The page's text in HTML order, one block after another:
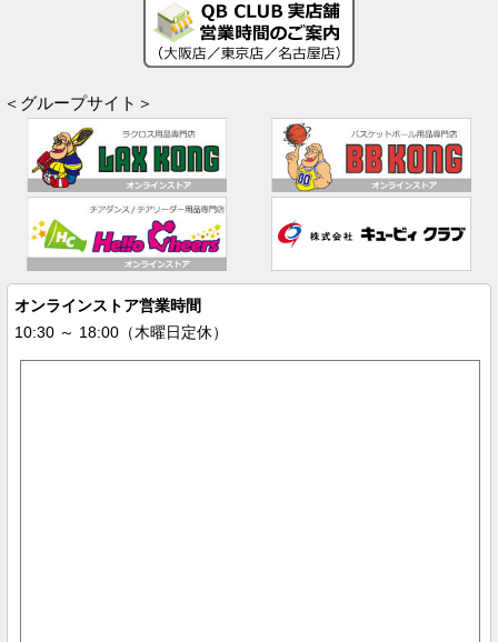
＜グループサイト＞
オンラインストア営業時間
10:30 ～ 18:00（木曜日定休）